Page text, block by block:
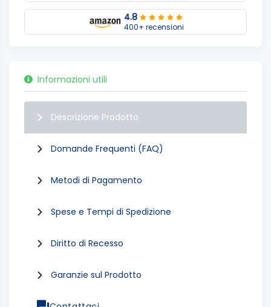
4.8
400+ recensioni
Informazioni utili
Descrizione Prodotto
Domande Frequenti (FAQ)
Metodi di Pagamento
Spese e Tempi di Spedizione
Diritto di Recesso
Garanzie sul Prodotto